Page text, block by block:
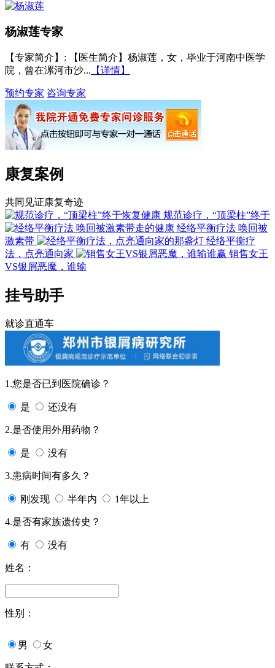
杨淑莲专家
【专家简介】 : 【医生简介】杨淑莲，女，毕业于河南中医学
院，曾在漯河市沙... 【详情】
预约专家 咨询专家
康复案例
共同见证康复奇迹
规范诊疗，“顶梁柱”终于
经络平衡疗法 唤回被
激素带
经络平衡疗
法，点亮通向家
销售女王
VS银屑恶魔，谁输
挂号助手
就诊直通车
1.您是否已到医院确诊？
是 还没有
2.是否使用外用药物？
是 没有
3.患病时间有多久？
刚发现 半年内 1年以上
4.是否有家族遗传史？
有 没有
姓名：
性别：
男 女